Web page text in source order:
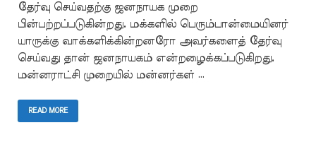
தேர்வு செய்வதற்கு ஜனநாயக முறை
பின்பற்றப்படுகின்றது. மக்களில் பெரும்பான்மையினர்
யாருக்கு வாக்களிக்கின்றனரோ அவர்களைத் தேர்வு
செய்வது தான் ஜனநாயகம் என்றழைக்கப்படுகிறது.
மன்னராட்சி முறையில் மன்னர்கள் …
READ MORE